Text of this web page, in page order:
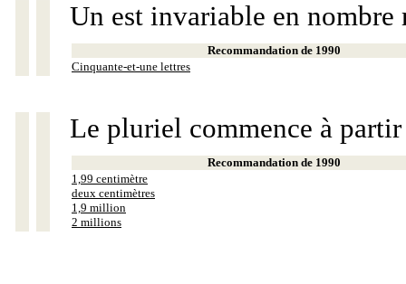
Un est invariable en nombre
Recommandation de 1990
Cinquante-et-une lettres
Le pluriel commence à
Recommandation de 1990
1,99 centimètre
deux centimètres
1,9 million
2 millions